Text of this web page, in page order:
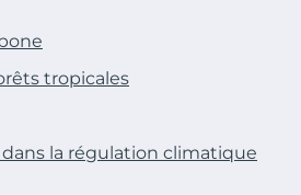
tropicales
la régulation climatique